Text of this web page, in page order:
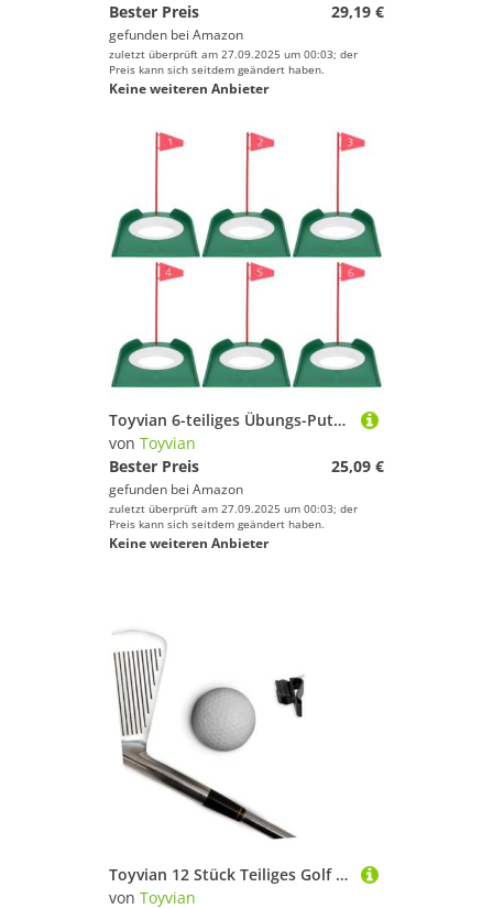
Bester Preis
29,19 €
gefunden bei Amazon
zuletzt überprüft am 27.09.2025 um 00:03; der
Preis kann sich seitdem geändert haben.
Keine weiteren Anbieter
Toyvian 6-teiliges Übungs-Putting-Loch: Golf-Putting-Cups für Training und Zielübungen, leichtes Kunststoffdesign für Sportspiele im Innen- und Außenbereich
von Toyvian
Bester Preis
25,09 €
gefunden bei Amazon
zuletzt überprüft am 27.09.2025 um 00:03; der
Preis kann sich seitdem geändert haben.
Keine weiteren Anbieter
Toyvian 12 Stück Teiliges Golf Putter Halter aus Robustem Kunststoff Praktischer Golfschläger-Clip für Golftasche Leichter Organizer zur Schnellen Befestigung für Männer und Frauen dem
von Toyvian